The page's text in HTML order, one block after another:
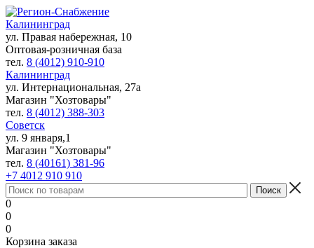
Калининград
ул. Правая набережная, 10
Оптовая-розничная база
тел. 8 (4012) 910-910
Калининград
ул. Интернациональная, 27а
Магазин "Хозтовары"
тел. 8 (4012) 388-303
Советск
ул. 9 января,1
Магазин "Хозтовары"
тел. 8 (40161) 381-96
+7 4012 910 910
0
0
0
Корзина заказа